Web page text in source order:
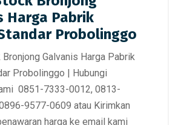
Harga Pabrik
Probolinggo
Galvanis Harga Pabrik
Probolinggo | Hubungi
0851-7333-0012, 0813-
9577-0609 atau Kirimkan
harga ke email kami